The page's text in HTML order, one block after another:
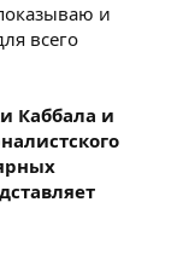
и
всего
Каббала и